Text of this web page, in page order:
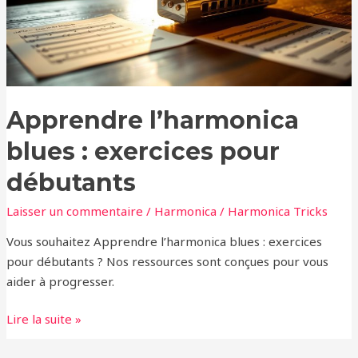
Apprendre l’harmonica
blues : exercices pour
débutants
Laisser un commentaire / Harmonica / Harmonica Tricks
Vous souhaitez Apprendre l’harmonica blues : exercices
pour débutants ? Nos ressources sont conçues pour vous
aider à progresser.
débutants
Lire la suite »